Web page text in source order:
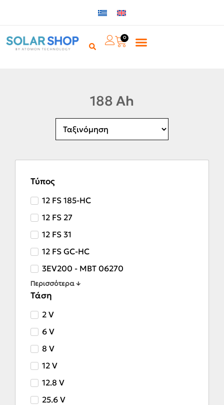
0
188 Ah
Τύπος
12 FS 185-HC
12 FS 27
12 FS 31
12 FS GC-HC
3EV200 - MBT 06270
Περισσότερα ↓
Τάση
2 V
6 V
8 V
12 V
12.8 V
25.6 V